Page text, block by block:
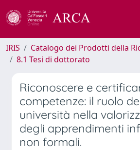
IRIS Catalogo dei Prodotti della
8.1 Tesi di dottorato
Riconoscere e
competenze: il ruolo
università nella
degli apprendimenti
non formali.